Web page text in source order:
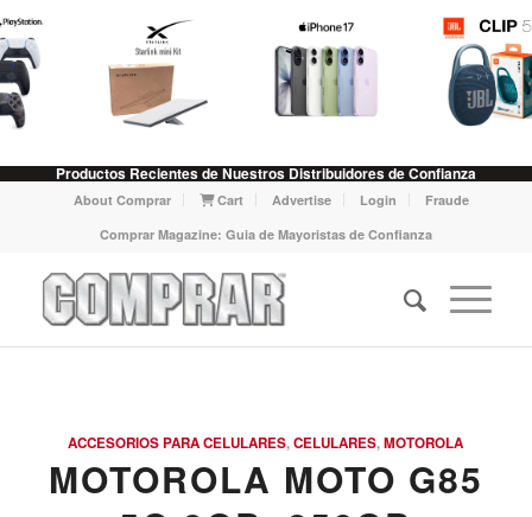
Productos Recientes de Nuestros Distribuidores de Confianza
About Comprar Cart Advertise Login
Fraude
Comprar Magazine: Guia de Mayoristas de Confianza
ACCESORIOS PARA CELULARES,CELULARES,MOTOROLA
MOTOROLA MOTO G85